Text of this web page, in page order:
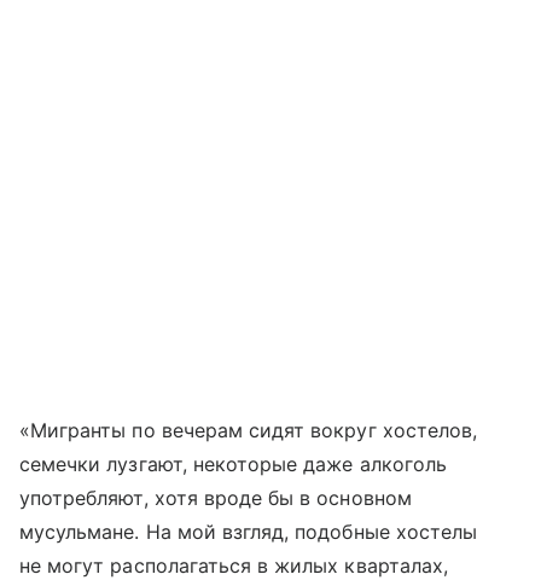
«Мигранты по вечерам сидят вокруг хостелов,
семечки лузгают, некоторые даже алкоголь
употребляют, хотя вроде бы в основном
мусульмане. На мой взгляд, подобные хостелы
не могут располагаться в жилых кварталах,